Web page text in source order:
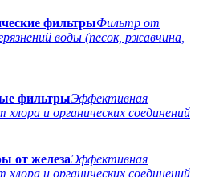
фильтрыФильтр от
воды (песок, ржавчина,
фильтрыЭффективная
и органических соединений
от железаЭффективная
и органических соединений